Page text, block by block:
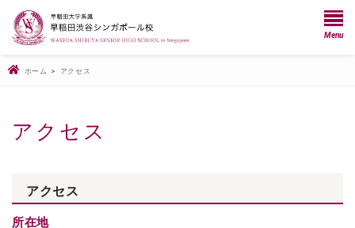
Menu
ホーム > アクセス
アクセス
アクセス
所在地